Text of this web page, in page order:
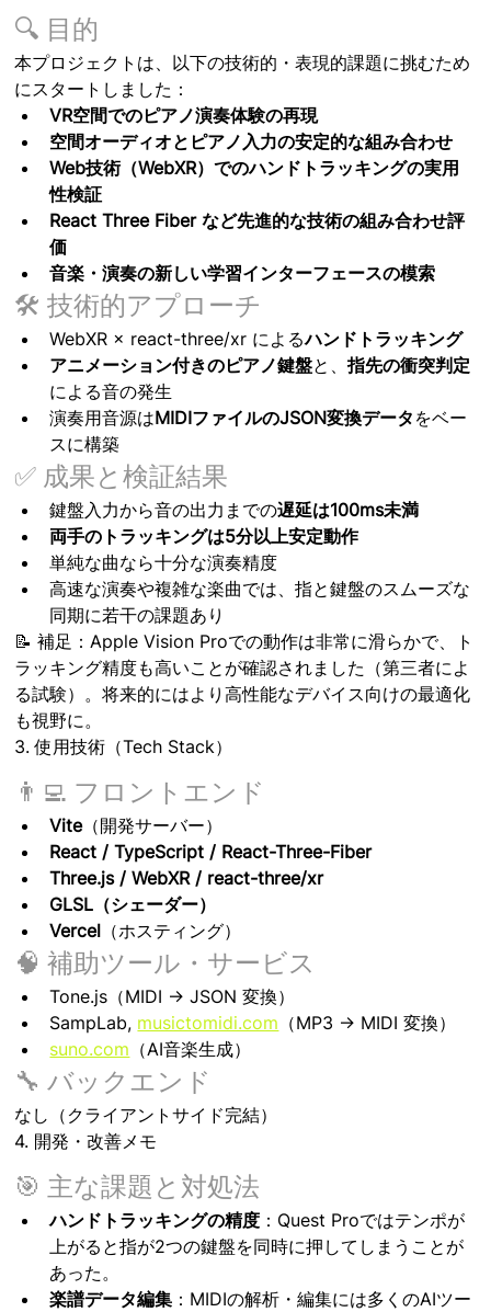
🔍 目的
本プロジェクトは、以下の技術的・表現的課題に挑むため
にスタートしました：
VR空間でのピアノ演奏体験の再現
空間オーディオとピアノ入力の安定的な組み合わせ
Web技術（WebXR）でのハンドトラッキングの実用
性検証
React Three Fiber など先進的な技術の組み合わせ評
価
音楽・演奏の新しい学習インターフェースの模索
🛠 技術的アプローチ
WebXR × react-three/xr によるハンドトラッキング
アニメーション付きのピアノ鍵盤と、指先の衝突判定
による音の発生
演奏用音源はMIDIファイルのJSON変換データ をベー
スに構築
✅ 成果と検証結果
鍵盤入力から音の出力までの遅延は100ms未満
両手のトラッキングは5分以上安定動作
単純な曲なら十分な演奏精度
高速な演奏や複雑な楽曲では、指と鍵盤のスムーズな
同期に若干の課題あり
📝 補足：Apple Vision Proでの動作は非常に滑らかで、ト
ラッキング精度も高いことが確認されました（第三者によ
る試験）。将来的にはより高性能なデバイス向けの最適化
も視野に。
3. 使用技術（Tech Stack）
👨‍💻 フロントエンド
Vite（開発サーバー）
React / TypeScript / React-Three-Fiber
Three.js / WebXR / react-three/xr
GLSL（シェーダー）
Vercel （ホスティング）
🧠 補助ツール・サービス
Tone.js（MIDI → JSON 変換）
SampLab, musictomidi.com （MP3 → MIDI 変換）
suno.com （AI音楽生成）
🔧 バックエンド
なし（クライアントサイド完結）
4. 開発・改善メモ
🎯 主な課題と対処法
ハンドトラッキングの精度 ：Quest Proではテンポが
上がると指が2つの鍵盤を同時に押してしまうことが
あった。
楽譜データ編集 ：MIDIの解析・編集には多くのAIツー